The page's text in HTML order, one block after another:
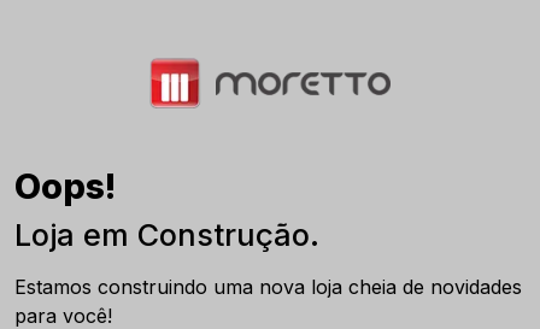
Oops!
Loja em Construção.
Estamos construindo uma nova loja cheia de novidades
para você!